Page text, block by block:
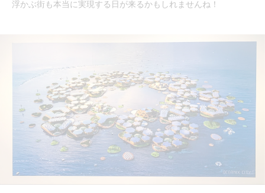
浮かぶ街も本当に実現する日が来るかもしれませんね！